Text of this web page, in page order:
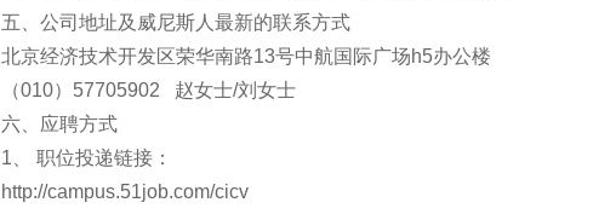
五、公司地址及威尼斯人最新的联系方式
北京经济技术开发区荣华南路13号中航国际广场h5办公楼
（010）57705902 赵女士/刘女士
六、应聘方式
1、 职位投递链接：
http://campus.51job.com/cicv